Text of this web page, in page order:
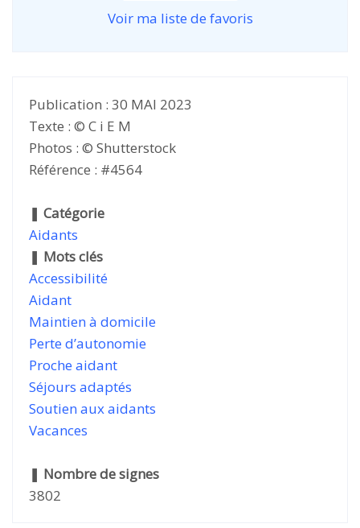
Voir ma liste de favoris
Publication : 30 MAI 2023
Texte : © C i E M
Photos : © Shutterstock
Référence : #4564
❚ Catégorie
Aidants
❚ Mots clés
Accessibilité
Aidant
Maintien à domicile
Perte d’autonomie
Proche aidant
Séjours adaptés
Soutien aux aidants
Vacances
❚ Nombre de signes
3802